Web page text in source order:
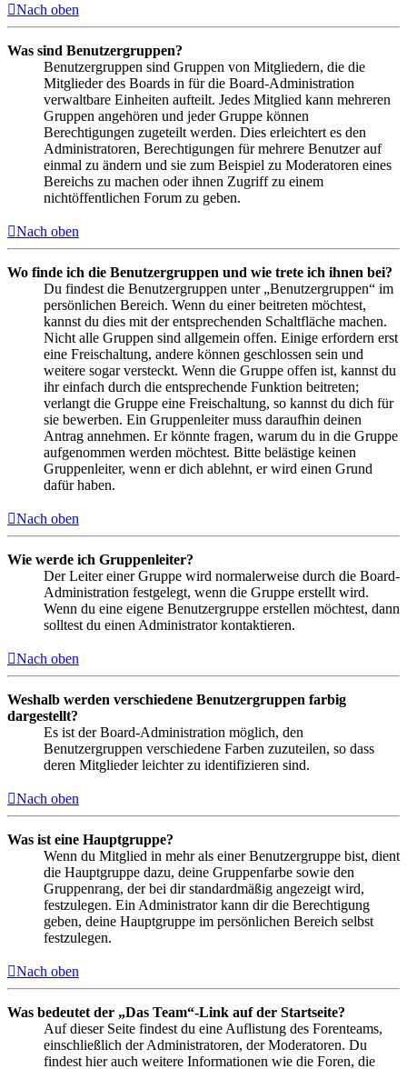
Nach oben
Was sind Benutzergruppen?
Benutzergruppen sind Gruppen von Mitgliedern, die die
Mitglieder des Boards in für die Board-Administration
verwaltbare Einheiten aufteilt. Jedes Mitglied kann mehreren
Gruppen angehören und jeder Gruppe können
Berechtigungen zugeteilt werden. Dies erleichtert es den
Administratoren, Berechtigungen für mehrere Benutzer auf
einmal zu ändern und sie zum Beispiel zu Moderatoren eines
Bereichs zu machen oder ihnen Zugriff zu einem
nichtöffentlichen Forum zu geben.
Nach oben
Wo finde ich die Benutzergruppen und wie trete ich ihnen bei?
Du findest die Benutzergruppen unter „Benutzergruppen“ im
persönlichen Bereich. Wenn du einer beitreten möchtest,
kannst du dies mit der entsprechenden Schaltfläche machen.
Nicht alle Gruppen sind allgemein offen. Einige erfordern erst
eine Freischaltung, andere können geschlossen sein und
weitere sogar versteckt. Wenn die Gruppe offen ist, kannst du
ihr einfach durch die entsprechende Funktion beitreten;
verlangt die Gruppe eine Freischaltung, so kannst du dich für
sie bewerben. Ein Gruppenleiter muss daraufhin deinen
Antrag annehmen. Er könnte fragen, warum du in die Gruppe
aufgenommen werden möchtest. Bitte belästige keinen
Gruppenleiter, wenn er dich ablehnt, er wird einen Grund
dafür haben.
Nach oben
Wie werde ich Gruppenleiter?
Der Leiter einer Gruppe wird normalerweise durch die Board-
Administration festgelegt, wenn die Gruppe erstellt wird.
Wenn du eine eigene Benutzergruppe erstellen möchtest, dann
solltest du einen Administrator kontaktieren.
Nach oben
Weshalb werden verschiedene Benutzergruppen farbig
dargestellt?
Es ist der Board-Administration möglich, den
Benutzergruppen verschiedene Farben zuzuteilen, so dass
deren Mitglieder leichter zu identifizieren sind.
Nach oben
Was ist eine Hauptgruppe?
Wenn du Mitglied in mehr als einer Benutzergruppe bist, dient
die Hauptgruppe dazu, deine Gruppenfarbe sowie den
Gruppenrang, der bei dir standardmäßig angezeigt wird,
festzulegen. Ein Administrator kann dir die Berechtigung
geben, deine Hauptgruppe im persönlichen Bereich selbst
festzulegen.
Nach oben
Was bedeutet der „Das Team“-Link auf der Startseite?
Auf dieser Seite findest du eine Auflistung des Forenteams,
einschließlich der Administratoren, der Moderatoren. Du
findest hier auch weitere Informationen wie die Foren, die